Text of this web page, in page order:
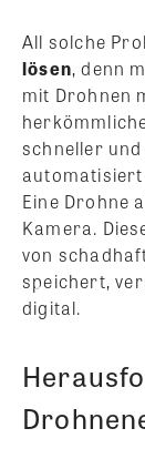
All solche
lösen, denn
mit Drohnen
schneller
Eine Drohne
Kamera.
von
speichert,
digital.